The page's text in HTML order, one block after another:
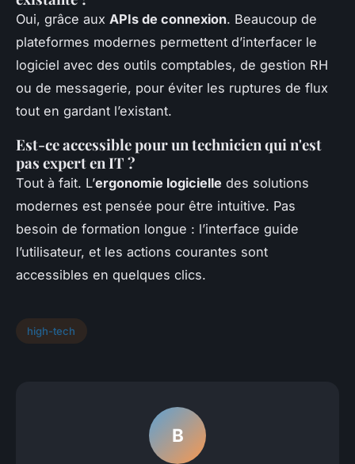
Oui, grâce aux APIs de connexion. Beaucoup de
plateformes modernes permettent d’interfacer le
logiciel avec des outils comptables, de gestion RH
ou de messagerie, pour éviter les ruptures de flux
tout en gardant l’existant.
Est-ce accessible pour un technicien qui n'est
pas expert en IT ?
Tout à fait. L’ergonomie logicielle des solutions
modernes est pensée pour être intuitive. Pas
besoin de formation longue : l’interface guide
l’utilisateur, et les actions courantes sont
accessibles en quelques clics.
high-tech
B